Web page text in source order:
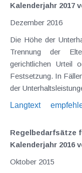
Kalenderjahr 2017
Dezember 2016
Die Höhe der
Trennung der
gerichtlichen Urteil oder Vergleich bzw. einer behördlichen
Festsetzung. In Fällen, in denen
der
Langtext
Regelbedarfsätze
Kalenderjahr 2016
Oktober 2015